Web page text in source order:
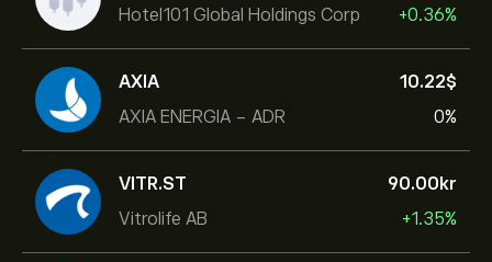
Hotel101 Global Holdings Corp
+0.36%
AXIA
AXIA ENERGIA - ADR
10.22‎$‎
0%
VITR.ST
Vitrolife AB
90.00‎kr‎
+1.35%